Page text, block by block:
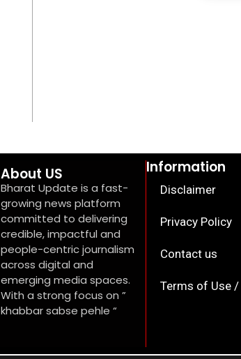
About US
Bharat Update is a fast-
growing news platform
committed to delivering
credible, impactful and
people-centric journalism
across digital and
emerging media spaces.
With a strong focus on ”
khabbar sabse pehle “
Information
Disclaimer
Privacy Policy
Contact us
Terms of Use /